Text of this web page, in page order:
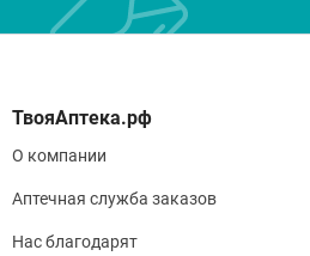
О компании
Аптечная служба заказов
Нас благодарят